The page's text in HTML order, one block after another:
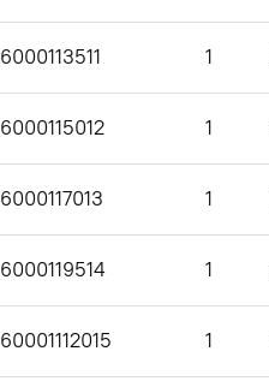
6000113511 1
6000115012 1
6000117013 1
6000119514 1
60001112015 1